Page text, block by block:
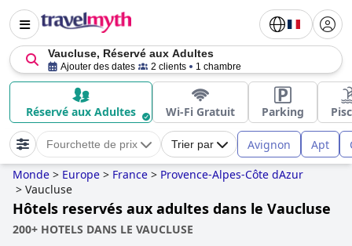
Vaucluse, Réservé aux Adultes
Ajouter des dates 2 clients 1 chambre
Réservé aux Adultes Wi-Fi Gratuit Parking
Fourchette de prix Trier par Avignon Apt
Monde > Europe > France > Provence-Alpes-Côte dAzur
> Vaucluse
Hôtels reservés aux adultes dans le Vaucluse
200+ HOTELS DANS LE VAUCLUSE